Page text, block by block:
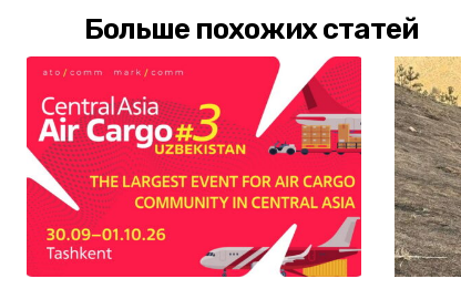
Больше похожих статей